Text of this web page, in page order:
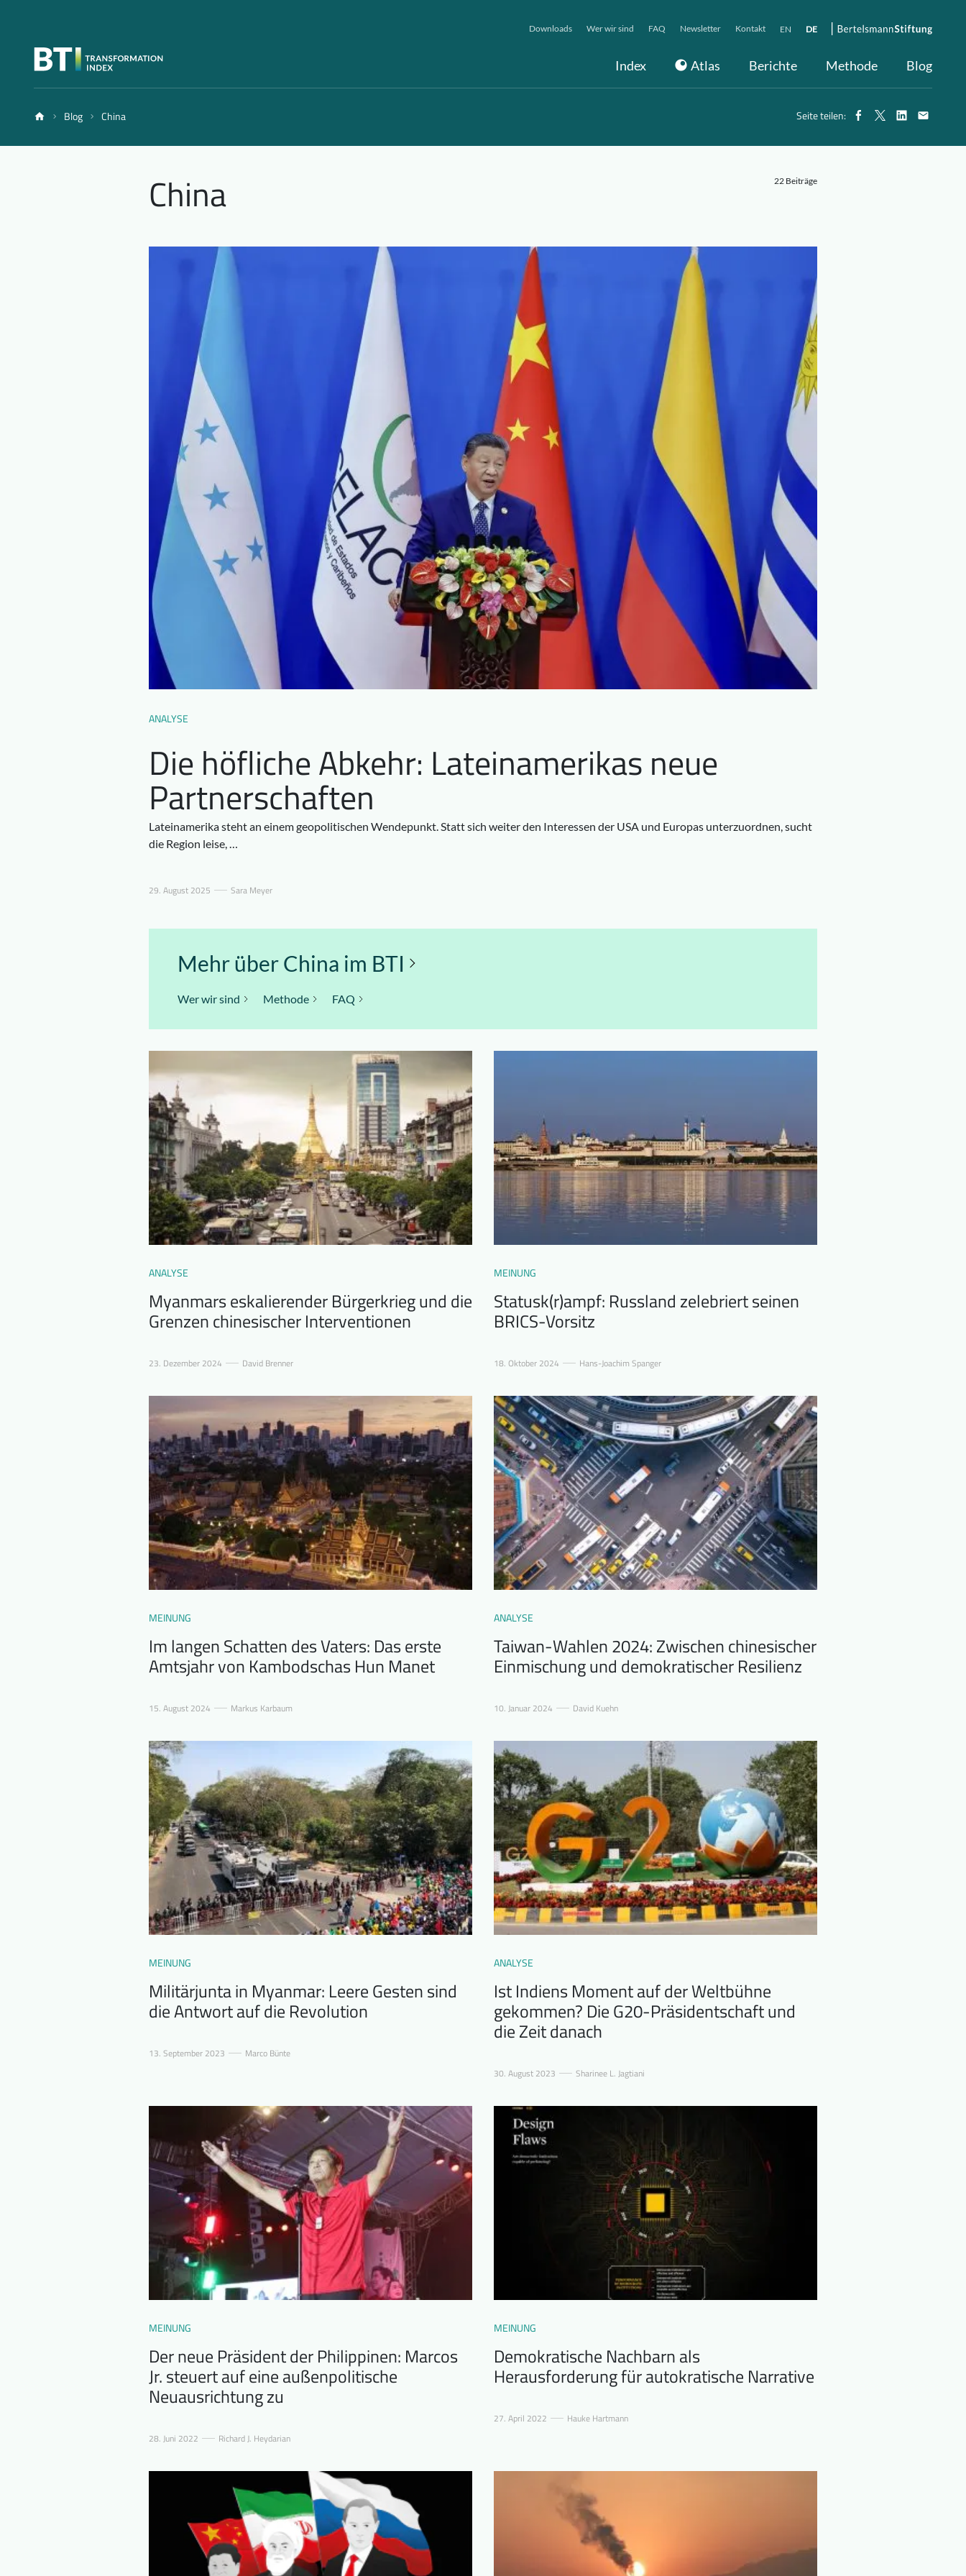
Index Atlas Berichte Methode Blog
Downloads Wer wir sind FAQ Newsletter Kontakt EN DE
Blog China Seite teilen:
China 22 Beiträge
ANALYSE
Die höfliche Abkehr: Lateinamerikas neue
Partnerschaften
Lateinamerika steht an einem geopolitischen Wendepunkt. Statt sich weiter den Interessen der USA und Europas unterzuordnen, sucht
die Region leise, …
29. August 2025 Sara Meyer
Mehr über China im BTI
Wer wir sind Methode FAQ
ANALYSE
Myanmars eskalierender Bürgerkrieg und die
Grenzen chinesischer Interventionen
23. Dezember 2024 David Brenner
MEINUNG
Statusk(r)ampf: Russland zelebriert seinen
BRICS-Vorsitz
18. Oktober 2024 Hans-Joachim Spanger
MEINUNG
Im langen Schatten des Vaters: Das erste
Amtsjahr von Kambodschas Hun Manet
15. August 2024 Markus Karbaum
ANALYSE
Taiwan-Wahlen 2024: Zwischen chinesischer
Einmischung und demokratischer Resilienz
10. Januar 2024 David Kuehn
MEINUNG
Militärjunta in Myanmar: Leere Gesten sind
die Antwort auf die Revolution
13. September 2023 Marco Bünte
ANALYSE
Ist Indiens Moment auf der Weltbühne
gekommen? Die G20-Präsidentschaft und
die Zeit danach
30. August 2023 Sharinee L. Jagtiani
MEINUNG
Der neue Präsident der Philippinen: Marcos
Jr. steuert auf eine außenpolitische
Neuausrichtung zu
28. Juni 2022 Richard J. Heydarian
MEINUNG
Demokratische Nachbarn als
Herausforderung für autokratische Narrative
27. April 2022 Hauke Hartmann